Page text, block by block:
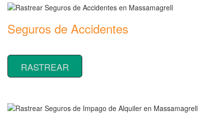
Seguros de Accidentes
RASTREAR